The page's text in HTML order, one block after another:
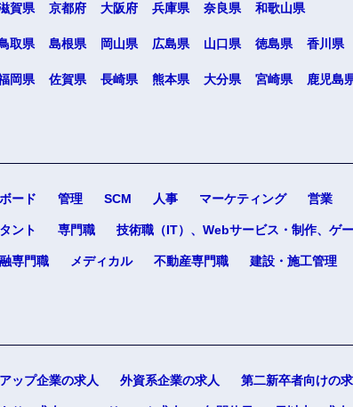
賀県 京都府 大阪府 兵庫県 奈良県 和歌山県
取県 島根県 岡山県 広島県 山口県 徳島県 香川県
岡県 佐賀県 長崎県 熊本県 大分県 宮崎県 鹿児島
ード 管理 SCM 人事 マーケティング 営業
ント 専門職 技術職（IT）、Webサービス・制作、ゲ
専門職 メディカル 不動産専門職 建設・施工管理
ップ企業の求人 外資系企業の求人 第二新卒者向けの